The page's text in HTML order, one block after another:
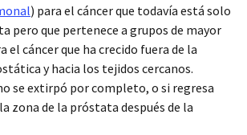
) para el cáncer que todavía está solo
pero que pertenece a grupos de mayor
el cáncer que ha crecido fuera de la
y hacia los tejidos cercanos.
se extirpó por completo, o si regresa
zona de la próstata después de la